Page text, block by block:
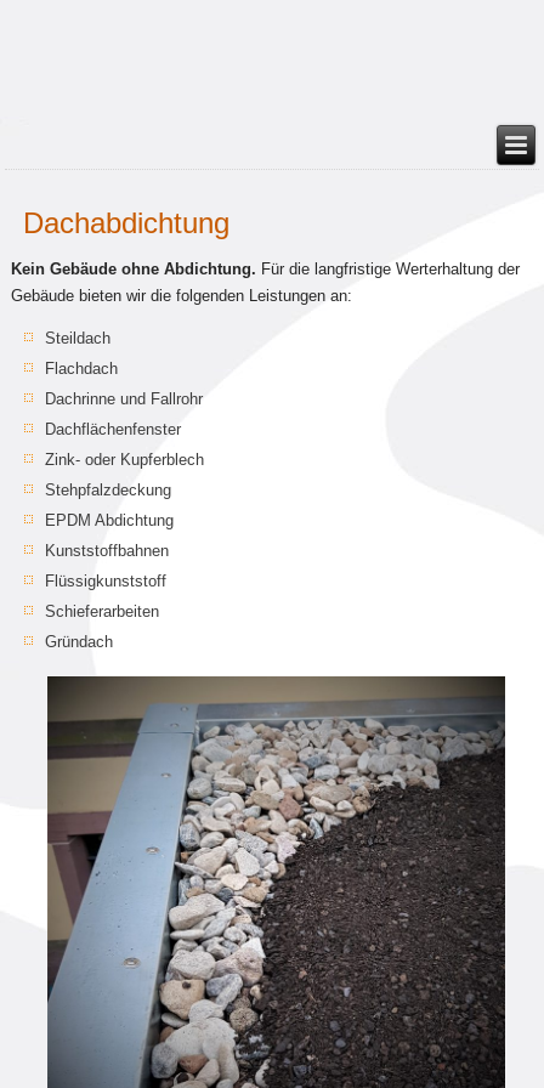
Dachabdichtung
Kein Gebäude ohne Abdichtung. Für die langfristige Werterhaltung der
Gebäude bieten wir die folgenden Leistungen an:
Steildach
Flachdach
Dachrinne und Fallrohr
Dachflächenfenster
Zink- oder Kupferblech
Stehpfalzdeckung
EPDM Abdichtung
Kunststoffbahnen
Flüssigkunststoff
Schieferarbeiten
Gründach